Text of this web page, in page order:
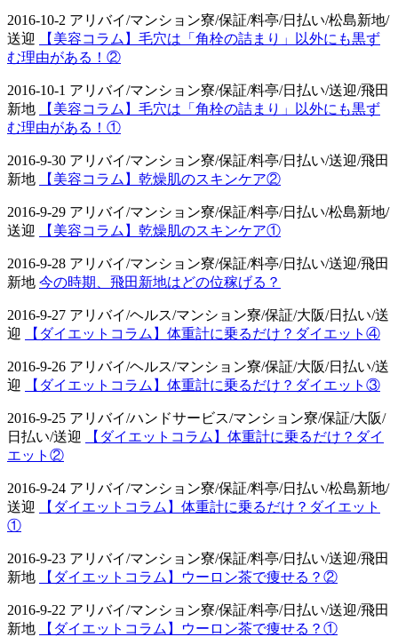
2016-10-2 アリバイ/マンション寮/保証/料亭/日払い/松島新地/
送迎
【美容コラム】毛穴は「角栓の詰まり」以外にも黒ず
む理由がある！②
2016-10-1 アリバイ/マンション寮/保証/料亭/日払い/送迎/飛田
新地
【美容コラム】毛穴は「角栓の詰まり」以外にも黒ず
む理由がある！①
2016-9-30 アリバイ/マンション寮/保証/料亭/日払い/送迎/飛田
新地
【美容コラム】乾燥肌のスキンケア②
2016-9-29 アリバイ/マンション寮/保証/料亭/日払い/松島新地/
送迎
【美容コラム】乾燥肌のスキンケア①
2016-9-28 アリバイ/マンション寮/保証/料亭/日払い/送迎/飛田
新地 今の時期、飛田新地はどの位稼げる？
2016-9-27 アリバイ/ヘルス/マンション寮/保証/大阪/日払い/送
迎
【ダイエットコラム】体重計に乗るだけ？ダイエット④
2016-9-26 アリバイ/ヘルス/マンション寮/保証/大阪/日払い/送
迎
【ダイエットコラム】体重計に乗るだけ？ダイエット③
2016-9-25 アリバイ/ハンドサービス/マンション寮/保証/大阪/
日払い/送迎
【ダイエットコラム】体重計に乗るだけ？ダイ
エット②
2016-9-24 アリバイ/マンション寮/保証/料亭/日払い/松島新地/
送迎
【ダイエットコラム】体重計に乗るだけ？ダイエット
①
2016-9-23 アリバイ/マンション寮/保証/料亭/日払い/送迎/飛田
新地
【ダイエットコラム】ウーロン茶で痩せる？②
2016-9-22 アリバイ/マンション寮/保証/料亭/日払い/送迎/飛田
新地
【ダイエットコラム】ウーロン茶で痩せる？①